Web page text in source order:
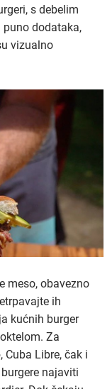
s debelim
dodataka,
vizualno
meso, obavezno
ih
kućnih burger
Za
Libre, čak i
najaviti